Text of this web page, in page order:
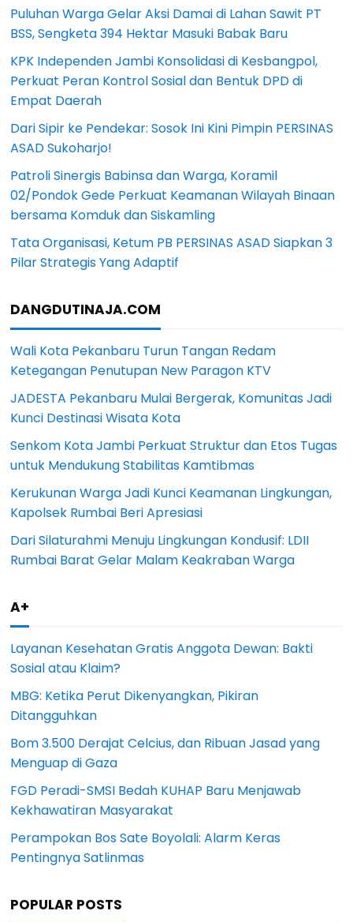
Puluhan Warga Gelar Aksi Damai di Lahan Sawit PT
BSS, Sengketa 394 Hektar Masuki Babak Baru
KPK Independen Jambi Konsolidasi di Kesbangpol,
Perkuat Peran Kontrol Sosial dan Bentuk DPD di
Empat Daerah
Dari Sipir ke Pendekar: Sosok Ini Kini Pimpin PERSINAS
ASAD Sukoharjo!
Patroli Sinergis Babinsa dan Warga, Koramil
02/Pondok Gede Perkuat Keamanan Wilayah Binaan
bersama Komduk dan Siskamling
Tata Organisasi, Ketum PB PERSINAS ASAD Siapkan 3
Pilar Strategis Yang Adaptif
DANGDUTINAJA.COM
Wali Kota Pekanbaru Turun Tangan Redam
Ketegangan Penutupan New Paragon KTV
JADESTA Pekanbaru Mulai Bergerak, Komunitas Jadi
Kunci Destinasi Wisata Kota
Senkom Kota Jambi Perkuat Struktur dan Etos Tugas
untuk Mendukung Stabilitas Kamtibmas
Kerukunan Warga Jadi Kunci Keamanan Lingkungan,
Kapolsek Rumbai Beri Apresiasi
Dari Silaturahmi Menuju Lingkungan Kondusif: LDII
Rumbai Barat Gelar Malam Keakraban Warga
A+
Layanan Kesehatan Gratis Anggota Dewan: Bakti
Sosial atau Klaim?
MBG: Ketika Perut Dikenyangkan, Pikiran
Ditangguhkan
Bom 3.500 Derajat Celcius, dan Ribuan Jasad yang
Menguap di Gaza
FGD Peradi-SMSI Bedah KUHAP Baru Menjawab
Kekhawatiran Masyarakat
Perampokan Bos Sate Boyolali: Alarm Keras
Pentingnya Satlinmas
POPULAR POSTS